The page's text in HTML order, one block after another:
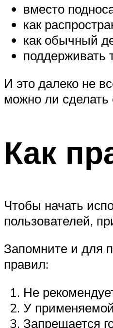
вместо
как
как обычный
поддерживать
И это далеко не
можно ли сделать
Как
Чтобы начать
пользователей,
Запомните и для
правил:
Не
У
Запрещается